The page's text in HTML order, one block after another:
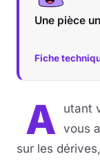
Une pièce
Fiche
A utant
vous
sur les